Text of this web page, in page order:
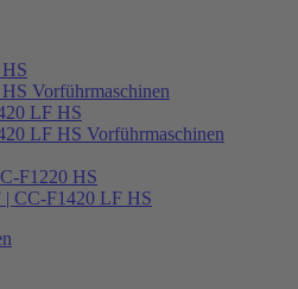
Vorführmaschinen
LF HS
LF HS Vorführmaschinen
F1220 HS
CC-F1420 LF HS